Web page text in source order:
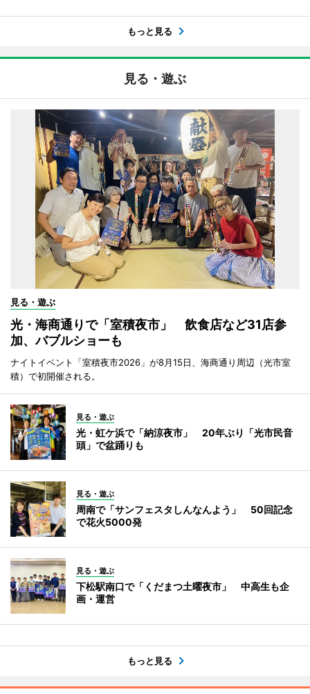
もっと見る
見る・遊ぶ
見る・遊ぶ
光・海商通りで「室積夜市」 飲食店など31店参
加、バブルショーも
ナイトイベント「室積夜市2026」が8月15日、海商通り周辺（光市室
積）で初開催される。
見る・遊ぶ
光・虹ケ浜で「納涼夜市」 20年ぶり「光市民音
頭」で盆踊りも
見る・遊ぶ
周南で「サンフェスタしんなんよう」 50回記念
で花火5000発
見る・遊ぶ
下松駅南口で「くだまつ土曜夜市」 中高生も企
画・運営
もっと見る